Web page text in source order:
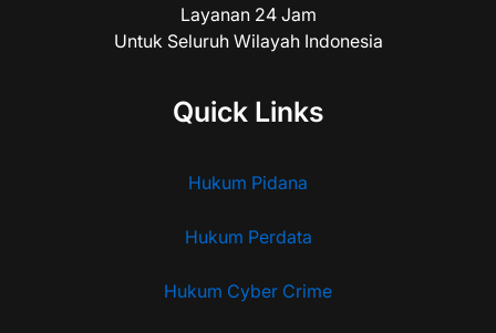
Layanan 24 Jam
Untuk Seluruh Wilayah Indonesia
Quick Links
Hukum Pidana
Hukum Perdata
Hukum Cyber Crime